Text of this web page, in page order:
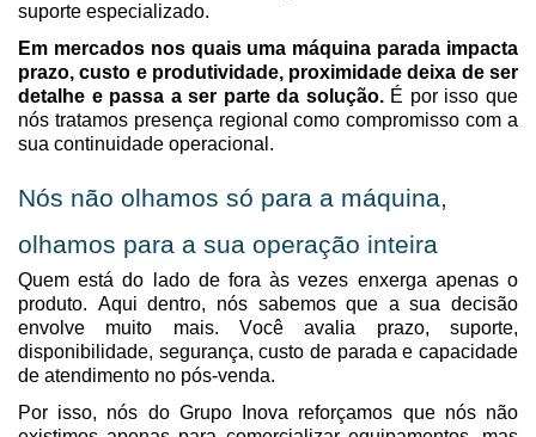
suporte especializado.
Em mercados nos quais uma máquina parada impacta
prazo, custo e produtividade, proximidade deixa de ser
detalhe e passa a ser parte da solução.É por isso que
nós tratamos presença regional como compromisso com a
sua continuidade operacional.
Nós não olhamos só para a máquina,
olhamos para a sua operação inteira
Quem está do lado de fora às vezes enxerga apenas o
produto. Aqui dentro, nós sabemos que a sua decisão
envolve muito mais. Você avalia prazo, suporte,
disponibilidade, segurança, custo de parada e capacidade
de atendimento no pós-venda.
Por isso, nós doGrupo Inova reforçamos quenós não